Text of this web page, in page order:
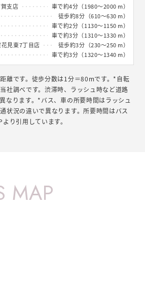
支店
車で約4分（1980～2000 m）
徒歩約8分（610～630 m）
車で約2分（1130～1150 m）
車で約3分（1310～1330 m）
見東7丁目店
徒歩約3分（230～250 m）
車で約3分（1320～1340 m）
離です。徒歩分数は1分＝80mです。*自転
社調べです。渋滞時、ラッシュ時など道路
なります。*バス、車の所要時間はラッシュ
状況の違いで異なります。所要時間はバス
り引用しています。
MAP